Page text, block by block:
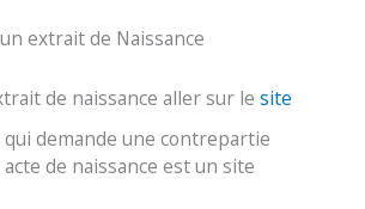
extrait de Naissance
de naissance aller sur le site
demande une contrepartie
de naissance est un site